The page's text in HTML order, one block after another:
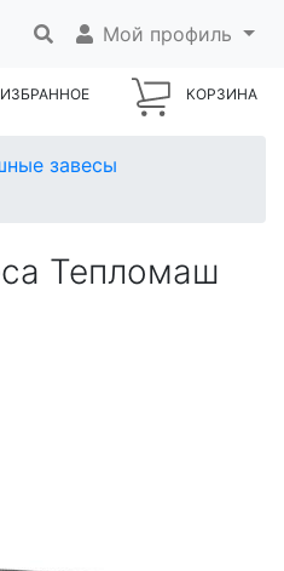
Мой профиль
ИЗБРАННОЕ КОРЗИНА
завесы
Тепломаш